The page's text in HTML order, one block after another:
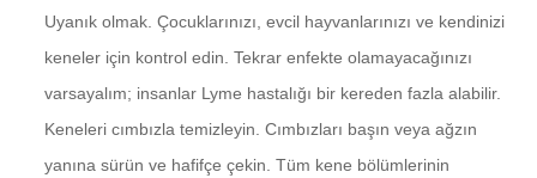
Uyanık olmak. Çocuklarınızı, evcil hayvanlarınızı ve kendinizi
keneler için kontrol edin. Tekrar enfekte olamayacağınızı
varsayalım; insanlar Lyme hastalığı bir kereden fazla alabilir.
Keneleri cımbızla temizleyin. Cımbızları başın veya ağzın
yanına sürün ve hafifçe çekin. Tüm kene bölümlerinin